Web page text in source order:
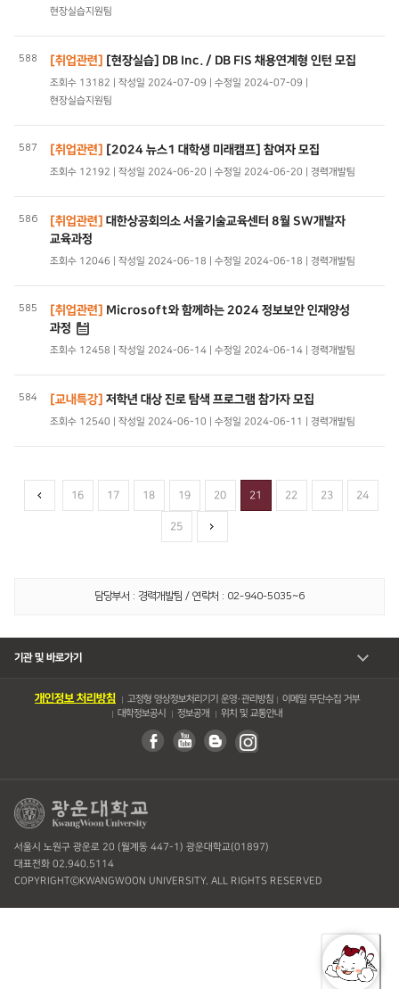
현장실습지원팀
588 [취업관련] [현장실습] DB Inc. / DB FIS 채용연계형 인턴 모집
조회수 13182 | 작성일 2024-07-09 | 수정일 2024-07-09 |
현장실습지원팀
587 [취업관련] [2024 뉴스1 대학생 미래캠프] 참여자 모집
조회수 12192 | 작성일 2024-06-20 | 수정일 2024-06-20 | 경력개발팀
586 [취업관련] 대한상공회의소 서울기술교육센터 8월 SW개발자
교육과정
조회수 12046 | 작성일 2024-06-18 | 수정일 2024-06-18 | 경력개발팀
585 [취업관련] Microsoft와 함께하는 2024 정보보안 인재양성
과정
조회수 12458 | 작성일 2024-06-14 | 수정일 2024-06-14 | 경력개발팀
584 [교내특강] 저학년 대상 진로 탐색 프로그램 참가자 모집
조회수 12540 | 작성일 2024-06-10 | 수정일 2024-06-11 | 경력개발팀
16 17 18 19 20 21 22 23 24
25
담당부서 : 경력개발팀 / 연락처 : 02-940-5035~6
기관 및 바로가기
개인정보 처리방침 고정형 영상정보처리기기 운영・관리방침
이메일 무단수집 거부
대학정보공시
정보공개 위치 및 교통안내
서울시 노원구 광운로 20 (월계동 447-1) 광운대학교(01897)
대표전화 02.940.5114
COPYRIGHTⓒKWANGWOON UNIVERSITY. ALL RIGHTS RESERVED